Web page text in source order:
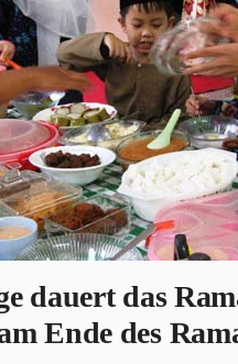
dauert das
Ende des